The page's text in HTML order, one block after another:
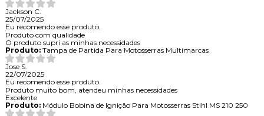
Jackson C.
25/07/2025
Eu recomendo esse produto.
Produto com qualidade
O produto supri as minhas necessidades
Produto:Tampa de Partida Para Motosserras Multimarcas
Jose S.
22/07/2025
Eu recomendo esse produto.
Produto muito bom, atendeu minhas necessidades
Excelente
Produto:Módulo Bobina de Ignição Para Motosserras Stihl MS 210 250